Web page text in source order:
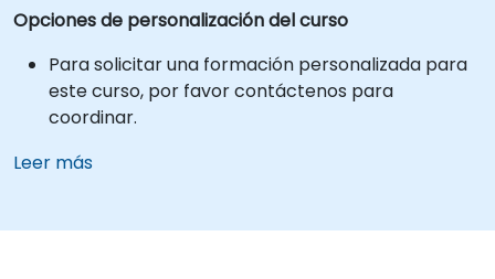
Opciones de personalización del curso
Para solicitar una formación personalizada para
este curso, por favor contáctenos para
coordinar.
Leer más